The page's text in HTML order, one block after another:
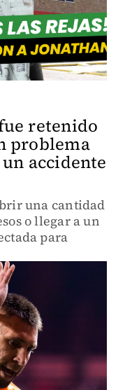
retenido
problema
accidente
una cantidad
o llegar a un
para